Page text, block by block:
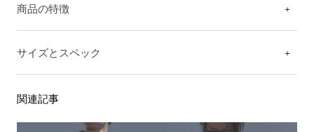
商品の特徴
サイズとスペック
関連記事